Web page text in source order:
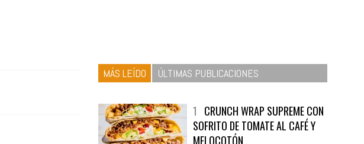
MÁS LEÍDO ÚLTIMAS PUBLICACIONES